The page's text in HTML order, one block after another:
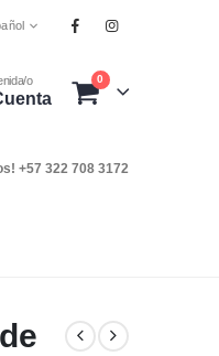
o 0
+57 322 708 3172